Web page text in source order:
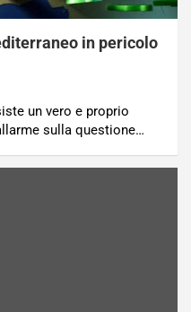
in pericolo
un vero e proprio
sulla questione…